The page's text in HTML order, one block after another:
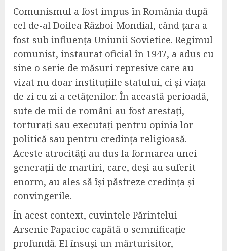
Comunismul a fost impus în România după
cel de-al Doilea Război Mondial, când țara a
fost sub influența Uniunii Sovietice. Regimul
comunist, instaurat oficial în 1947, a adus cu
sine o serie de măsuri represive care au
vizat nu doar instituțiile statului, ci și viața
de zi cu zi a cetățenilor. În această perioadă,
sute de mii de români au fost arestați,
torturați sau executați pentru opinia lor
politică sau pentru credința religioasă.
Aceste atrocități au dus la formarea unei
generații de martiri, care, deși au suferit
enorm, au ales să își păstreze credința și
convingerile.
În acest context, cuvintele Părintelui
Arsenie Papacioc capătă o semnificație
profundă. El însuși un mărturisitor,